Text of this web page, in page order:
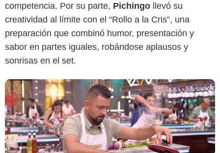
competencia. Por su parte, Pichingo llevó su
creatividad al límite con el “Rollo a la Cris”, una
preparación que combinó humor, presentación y
sabor en partes iguales, robándose aplausos y
sonrisas en el set.